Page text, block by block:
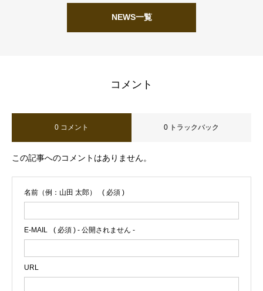
NEWS一覧
コメント
0 コメント 0 トラックバック
この記事へのコメントはありません。
名前（例：山田 太郎） ( 必須 )
E-MAIL ( 必須 ) - 公開されません -
URL